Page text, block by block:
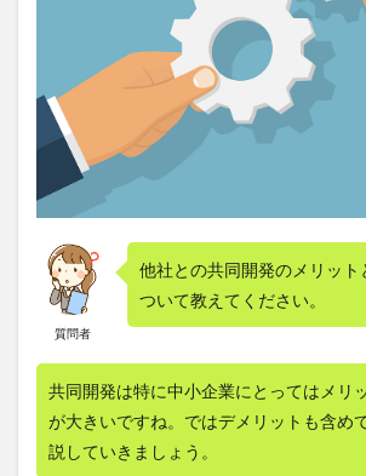
場合
法
2
時の
事前
取り
決め
事項
共同
出願
時の
事前
質問者
他社との共同開発のメリット
ついて教えてください。
共同開発は特に中小企業にとってはメリ
が大きいですね。ではデメリットも含め
説していきましょう。